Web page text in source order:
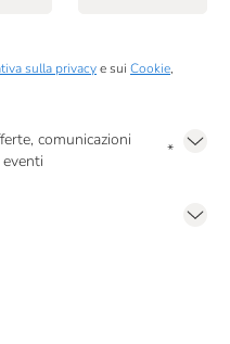
sulla privacye sui Cookie,
comunicazioni
*
in caso di consenso prestato ai